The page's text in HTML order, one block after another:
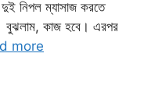
নিপল ম্যাসাজ করতে
বুঝলাম, কাজ হবে। এরপর
more